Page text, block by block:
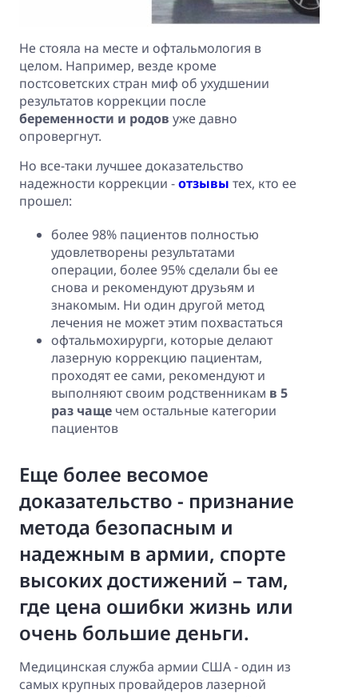
Не стояла на месте и офтальмология в
целом. Например, везде кроме
постсоветских стран миф об ухудшении
результатов коррекции после
беременности и родов уже давно
опровергнут.
Но все-таки лучшее доказательство
надежности коррекции -отзывы тех, кто ее
прошел:
более 98% пациентов полностью
удовлетворены результатами
операции, более 95% сделали бы ее
снова и рекомендуют друзьям и
знакомым. Ни один другой метод
лечения не может этим похвастаться
офтальмохирурги, которые делают
лазерную коррекцию пациентам,
проходят ее сами, рекомендуют и
выполняют своим родственникам в 5
раз чаще чем остальные категории
пациентов
Еще более весомое
доказательство - признание
метода безопасным и
надежным в армии, спорте
высоких достижений – там,
где цена ошибки жизнь или
очень большие деньги.
Медицинская служба армии США - один из
самых крупных провайдеров лазерной